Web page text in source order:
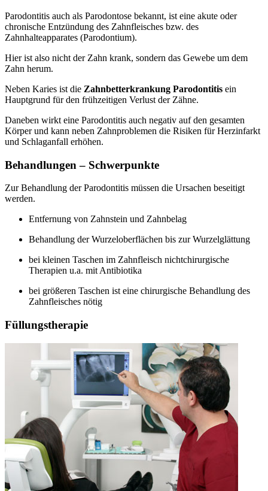
Parodontitis auch als Parodontose bekannt, ist eine akute oder
chronische Entzündung des Zahnfleisches bzw. des
Zahnhalteapparates (Parodontium).
Hier ist also nicht der Zahn krank, sondern das Gewebe um dem
Zahn herum.
Neben Karies ist die Zahnbetterkrankung Parodontitis ein
Hauptgrund für den frühzeitigen Verlust der Zähne.
Daneben wirkt eine Parodontitis auch negativ auf den gesamten
Körper und kann neben Zahnproblemen die Risiken für Herzinfarkt
und Schlaganfall erhöhen.
Behandlungen – Schwerpunkte
Zur Behandlung der Parodontitis müssen die Ursachen beseitigt
werden.
Entfernung von Zahnstein und Zahnbelag
Behandlung der Wurzeloberflächen bis zur Wurzelglättung
bei kleinen Taschen im Zahnfleisch nichtchirurgische
Therapien u.a. mit Antibiotika
bei größeren Taschen ist eine chirurgische Behandlung des
Zahnfleisches nötig
Füllungstherapie